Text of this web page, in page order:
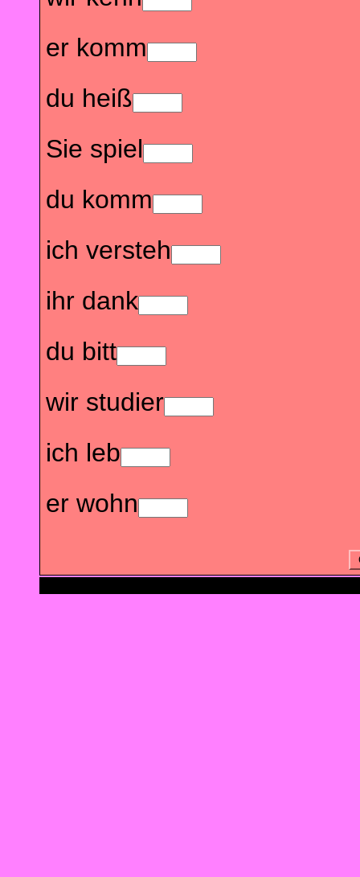
er komm
du heiß
Sie spiel
du komm
ich versteh
ihr dank
du bitt
wir studier
ich leb
er wohn